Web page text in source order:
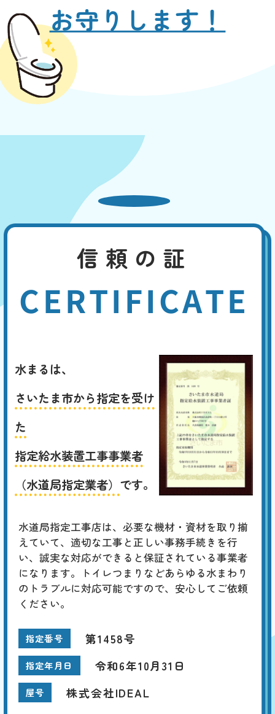
お守りします！
信頼の証
CERTIFICATE
水まるは、
さいたま市から指定を受け
た
指定給水装置工事事業者
（水道局指定業者） です。
水道局指定工事店は、必要な機材・資材を取り揃
えていて、適切な工事と正しい事務手続きを行
い、誠実な対応ができると保証されている事業者
になります。トイレつまりなどあらゆる水まわり
のトラブルに対応可能ですので、安心してご依頼
ください。
指定番号 第1458号
指定年月日 令和6年10月31日
屋号 株式会社IDEAL